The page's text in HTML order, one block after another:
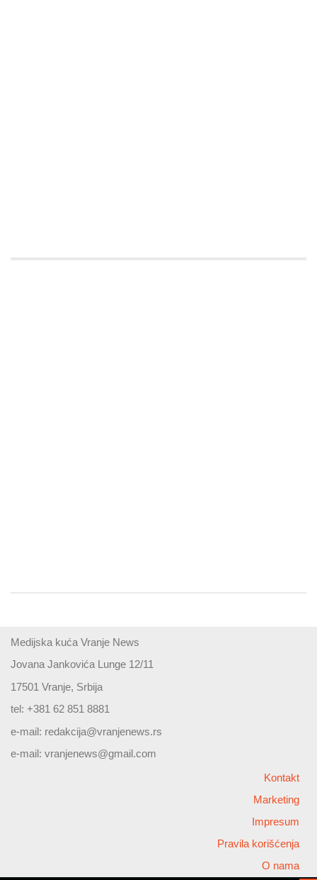
Medijska kuća Vranje News
Jovana Jankovića Lunge 12/11
17501 Vranje, Srbija
tel: +381 62 851 8881
e-mail: redakcija@vranjenews.rs
e-mail: vranjenews@gmail.com
Kontakt
Marketing
Impresum
Pravila korišćenja
O nama